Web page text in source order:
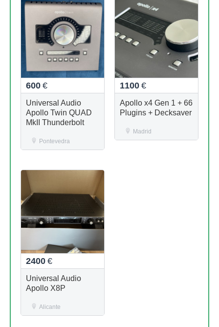
600 €
Universal Audio
Apollo Twin QUAD
MkII Thunderbolt
Pontevedra
1100 €
Apollo x4 Gen 1 + 66
Plugins + Decksaver
Madrid
2400 €
Universal Audio
Apollo X8P
Alicante